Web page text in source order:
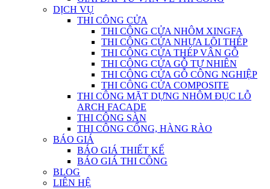
DỊCH VỤ
THI CÔNG CỬA
THI CÔNG CỬA NHÔM XINGFA
THI CÔNG CỬA NHỰA LÕI THÉP
THI CÔNG CỬA THÉP VÂN GỖ
THI CÔNG CỬA GỖ TỰ NHIÊN
THI CÔNG CỬA GỖ CÔNG NGHIỆP
THI CÔNG CỬA COMPOSITE
THI CÔNG MẶT DỰNG NHÔM ĐỤC LỖ
ARCH FACADE
THI CÔNG SÀN
THI CÔNG CỔNG, HÀNG RÀO
BÁO GIÁ
BÁO GIÁ THIẾT KẾ
BÁO GIÁ THI CÔNG
BLOG
LIÊN HỆ